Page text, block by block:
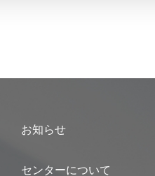
お知らせ
センターについて